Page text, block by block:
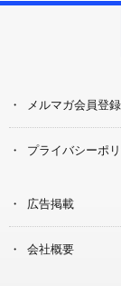
メルマガ会員登録
プライバシーポ
広告掲載
会社概要